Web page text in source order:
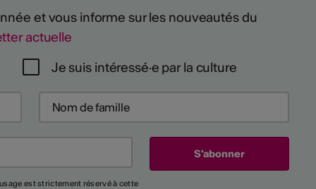
et vous informe sur les nouveautés du
actuelle
Je suis intéressé·e par la culture
est strictement réservé à cette